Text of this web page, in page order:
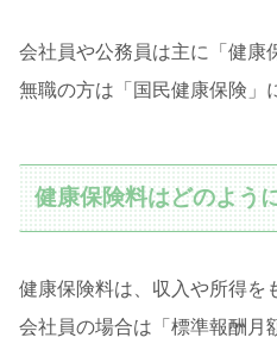
会社員や公務員は主に「健康
無職の方は「国民健康保険」
健康保険料はどのよう
健康保険料は、収入や所得を
会社員の場合は「標準報酬月